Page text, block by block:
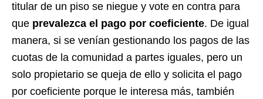
titular de un piso se niegue y vote en contra para
que prevalezca el pago por coeficiente. De igual
manera, si se venían gestionando los pagos de las
cuotas de la comunidad a partes iguales, pero un
solo propietario se queja de ello y solicita el pago
por coeficiente porque le interesa más, también